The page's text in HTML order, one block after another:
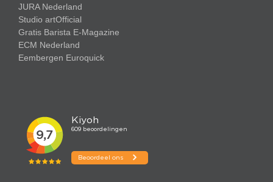
JURA Nederland
Studio artOfficial
Gratis Barista E-Magazine
ECM Nederland
Eembergen Euroquick